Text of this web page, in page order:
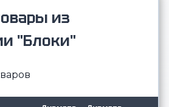
из
"Блоки"